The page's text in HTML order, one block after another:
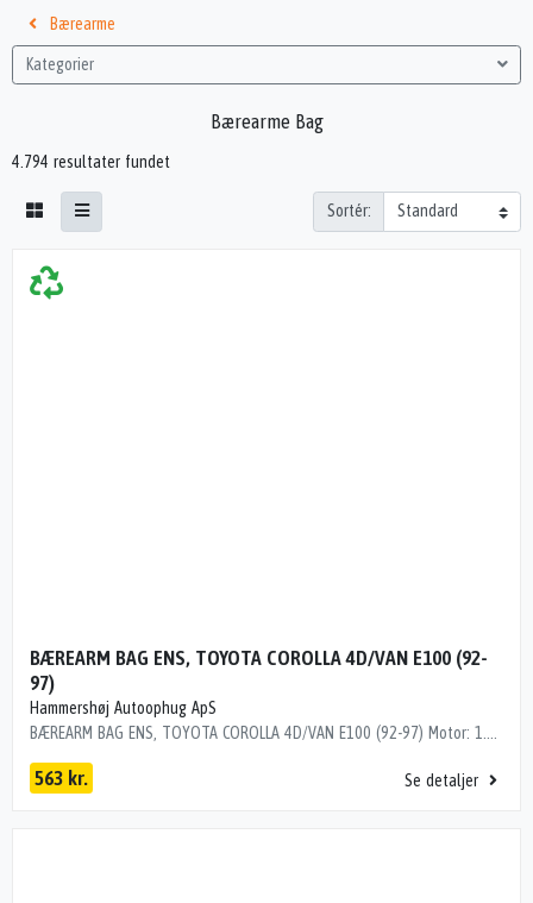
Bærearme
Kategorier
Bærearme Bag
4.794 resultater fundet
Sortér:
BÆREARM BAG ENS, TOYOTA COROLLA 4D/VAN E100 (92-
97)
Hammershøj Autoophug ApS
563 kr. Se detaljer